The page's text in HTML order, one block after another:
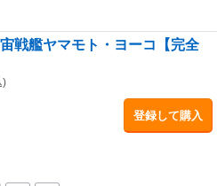
戦艦ヤマモト・ヨーコ【完全
)
登録して購入